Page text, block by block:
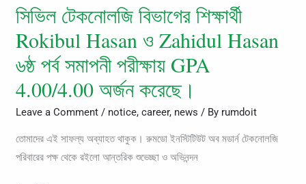
সিভিল টেকনোলজি বিভাগের শিক্ষার্থী
Rokibul Hasan ও Zahidul Hasan
৬ষ্ঠ পর্ব সমাপনী পরীক্ষায় GPA
4.00/4.00 অর্জন করেছে।
Leave a Comment / notice,career, news / By rumdoit
তোমাদের এই সাফল্য অব্যাহত থাকুক। রুমডো ইনস্টিটিউট অব মডার্ন টেকনোলজি
পরিবারের পক্ষ থেকে রইলো আন্তরিক শুভেচ্ছা ও অভিনন্দন
সিভিল
বিভাগের
শিক্ষার্থী
Rokibul
Zahidul
Hasan